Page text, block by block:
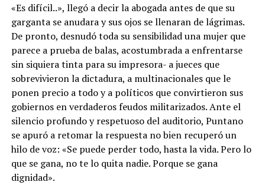
«Es difícil..», llegó a decir la abogada antes de que su
garganta se anudara y sus ojos se llenaran de lágrimas.
De pronto, desnudó toda su sensibilidad una mujer que
parece a prueba de balas, acostumbrada a enfrentarse
sin siquiera tinta para su impresora- a jueces que
sobrevivieron la dictadura, a multinacionales que le
ponen precio a todo y a políticos que convirtieron sus
gobiernos en verdaderos feudos militarizados. Ante el
silencio profundo y respetuoso del auditorio, Puntano
se apuró a retomar la respuesta no bien recuperó un
hilo de voz: «Se puede perder todo, hasta la vida. Pero lo
que se gana, no te lo quita nadie. Porque se gana
dignidad».